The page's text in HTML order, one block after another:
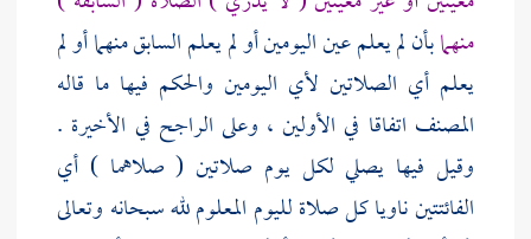
منهمابأن لم يعلم عين اليومين أو لم يعلم السابق منهما أو لم
يعلم أي الصلاتين لأي اليومين والحكم فيها ما قاله
المصنف اتفاقا في الأولين ، وعلى الراجح في الأخيرة .
وقيل فيها يصلي لكل يوم صلاتين ( صلاهما ) أي
الفائتتين ناويا كل صلاة لليوم المعلوم لله سبحانه وتعالى